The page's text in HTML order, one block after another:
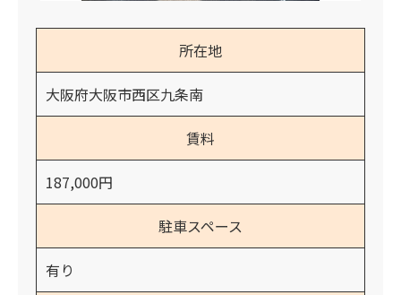
所在地
大阪府大阪市西区九条南
賃料
187,000円
駐車スペース
有り